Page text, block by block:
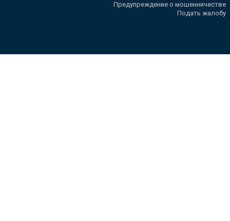
Предупреждение о мошенничестве
Подать жалобу